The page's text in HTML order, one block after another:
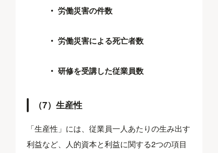
労働災害の件数
労働災害による死亡者数
研修を受講した従業員数
（7）生産性
「生産性」には、従業員一人あたりの生み出す
利益など、人的資本と利益に関する2つの項目